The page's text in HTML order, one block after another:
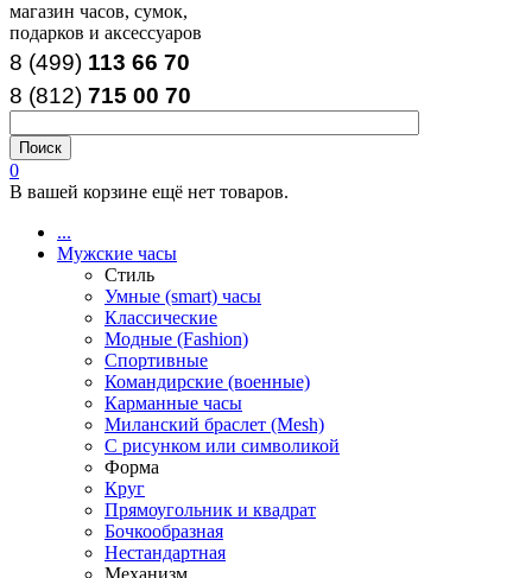
магазин часов, сумок,
подарков и аксессуаров
8 (499) 113 66 70
8 (812) 715 00 70
0
В вашей корзине ещё нет товаров.
...
Мужские часы
Стиль
Умные (smart) часы
Классические
Модные (Fashion)
Спортивные
Командирские (военные)
Карманные часы
Миланский браслет (Mesh)
С рисунком или символикой
Форма
Круг
Прямоугольник и квадрат
Бочкообразная
Нестандартная
Механизм